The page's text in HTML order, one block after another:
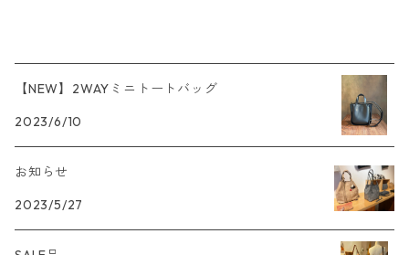
【NEW】2WAYミニトートバッグ
2023/6/10
お知らせ
2023/5/27